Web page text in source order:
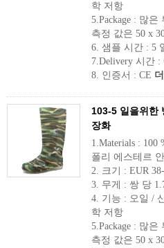
학 저항
5.Package : 많
측정 값은 50 x
6. 샘플 시간 : 5
7.Delivery 시간 :
8. 인증서 : CE 더
103-5 일을위한
장화
1.Materials : 100
폴리 에스테르
2. 크기 : EUR
3. 무게 : 쌍 당
4. 기능 : 오일 /
학 저항
5.Package : 많
측정 값은 50 x